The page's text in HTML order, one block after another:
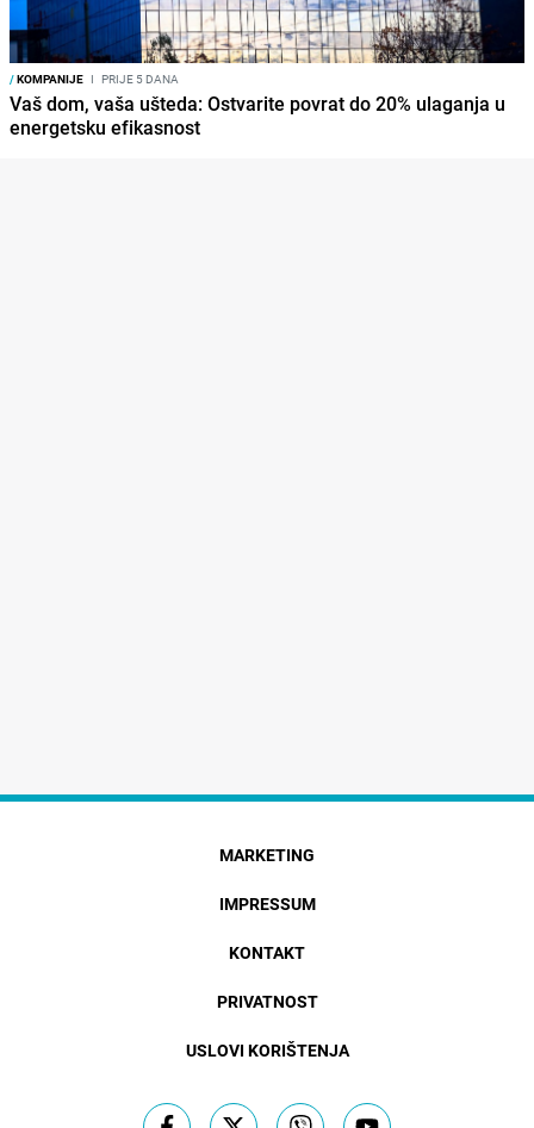
/KOMPANIJE I PRIJE 5 DANA
Vaš dom, vaša ušteda: Ostvarite povrat do 20% ulaganja u
energetsku efikasnost
MARKETING
IMPRESSUM
KONTAKT
PRIVATNOST
USLOVI KORIŠTENJA